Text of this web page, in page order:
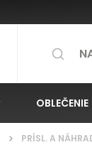
OBLEČENIE
/ PRÍSL. A